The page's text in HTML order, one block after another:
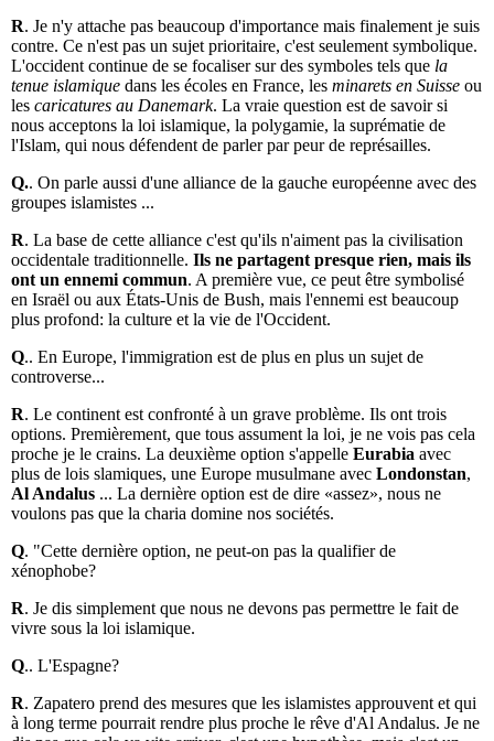
R. Je n'y attache pas beaucoup d'importance mais finalement je suis
contre. Ce n'est pas un sujet prioritaire, c'est seulement symbolique.
L'occident continue de se focaliser sur des symboles tels que la
tenue islamique dans les écoles en France, les minarets en Suisse ou
les caricatures au Danemark. La vraie question est de savoir si
nous acceptons la loi islamique, la polygamie, la suprématie de
l'Islam, qui nous défendent de parler par peur de représailles.
Q.. On parle aussi d'une alliance de la gauche européenne avec des
groupes islamistes ...
R. La base de cette alliance c'est qu'ils n'aiment pas la civilisation
occidentale traditionnelle. Ils ne partagent presque rien, mais ils
ont un ennemi commun. A première vue, ce peut être symbolisé
en Israël ou aux États-Unis de Bush, mais l'ennemi est beaucoup
plus profond: la culture et la vie de l'Occident.
Q.. En Europe, l'immigration est de plus en plus un sujet de
controverse...
R. Le continent est confronté à un grave problème. Ils ont trois
options. Premièrement, que tous assument la loi, je ne vois pas cela
proche je le crains. La deuxième option s'appelle Eurabia avec
plus de lois slamiques, une Europe musulmane avec Londonstan,
Al Andalus ... La dernière option est de dire «assez», nous ne
voulons pas que la charia domine nos sociétés.
Q. "Cette dernière option, ne peut-on pas la qualifier de
xénophobe?
R. Je dis simplement que nous ne devons pas permettre le fait de
vivre sous la loi islamique.
Q.. L'Espagne?
R. Zapatero prend des mesures que les islamistes approuvent et qui
à long terme pourrait rendre plus proche le rêve d'Al Andalus. Je ne